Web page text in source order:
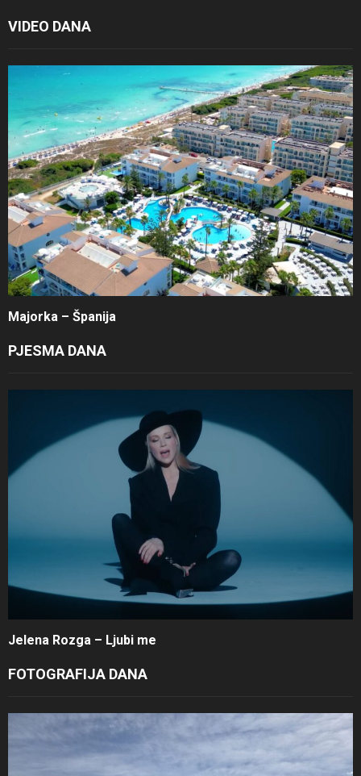
VIDEO DANA
Majorka – Španija
PJESMA DANA
Jelena Rozga – Ljubi me
FOTOGRAFIJA DANA